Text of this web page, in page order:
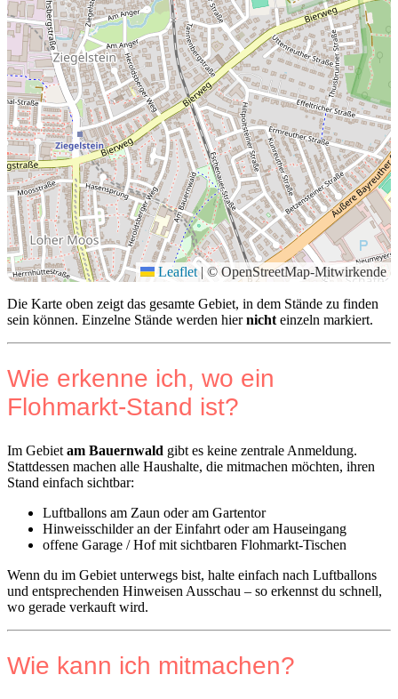
Leaflet | © OpenStreetMap-Mitwirkende
Die Karte oben zeigt das gesamte Gebiet, in dem Stände zu finden
sein können. Einzelne Stände werden hiernicht einzeln markiert.
Wie erkenne ich, wo ein
Flohmarkt-Stand ist?
Im Gebiet am Bauernwald gibt es keine zentrale Anmeldung.
Stattdessen machen alle Haushalte, die mitmachen möchten, ihren
Stand einfach sichtbar:
Luftballons am Zaun oder am Gartentor
Hinweisschilder an der Einfahrt oder am Hauseingang
offene Garage / Hof mit sichtbaren Flohmarkt-Tischen
Wenn du im Gebiet unterwegs bist, halte einfach nach Luftballons
und entsprechenden Hinweisen Ausschau – so erkennst du schnell,
wo gerade verkauft wird.
Wie kann ich mitmachen?